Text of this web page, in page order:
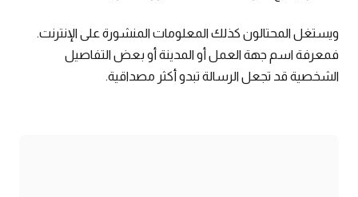
ويستغل المحتالون كذلك المعلومات المنشورة على الإنترنت.
فمعرفة اسم جهة العمل أو المدينة أو بعض التفاصيل
الشخصية قد تجعل الرسالة تبدو أكثر مصداقية.